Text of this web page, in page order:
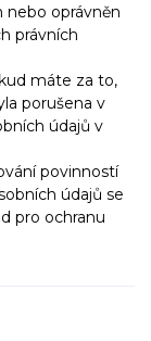
nebo oprávněn
právních
máte za to,
porušena v
údajů v
povinností
údajů se
pro ochranu